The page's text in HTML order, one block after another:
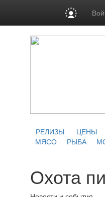
РЕЛИЗЫ
ЦЕНЫ
МЯСО
РЫБА
Охота